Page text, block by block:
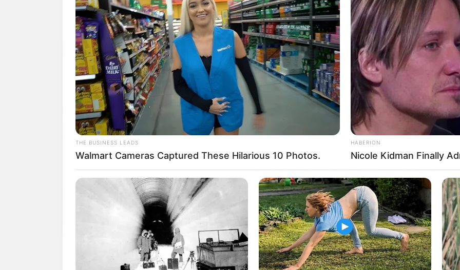
De acordo com a publicação o valor do incentivo será de até 100% do salário-mínimo vigente, com pagamento
escalonado até 2026, conforme explica o secretário de Estado de Saúde, Maurício Simões Corrêa.
Agentes de Saúde Indígenas do Incentivo Estadual. —Foto/Reprodução/SEC e DSEI.
THE BUSINESS LEADS
Walmart Cameras Captured These Hilarious 10 Photos.
HABERION
Nicole Kidman Finally